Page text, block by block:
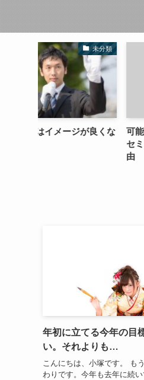
可能性無限大は嘘 コー
セミナー講師達があな
年初に立てる今年の目
い。それよりも…
こんにちは、小塚です。 も
わりです。今年も去年に続